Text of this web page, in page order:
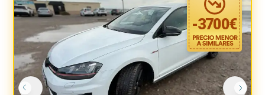
-3700€